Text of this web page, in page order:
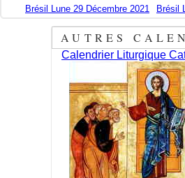
Brésil Lune 29 Décembre 2021
Brésil
AUTRES
Calendrier Liturgique